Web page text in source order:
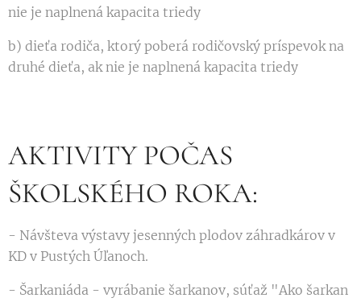
nie je naplnená kapacita triedy
b) dieťa rodiča, ktorý poberá rodičovský príspevok na
druhé dieťa, ak nie je naplnená kapacita triedy
AKTIVITY POČAS
ŠKOLSKÉHO ROKA:
- Návšteva výstavy jesenných plodov záhradkárov v
KD v Pustých Úľanoch.
- Šarkaniáda - vyrábanie šarkanov, súťaž "Ako šarkan